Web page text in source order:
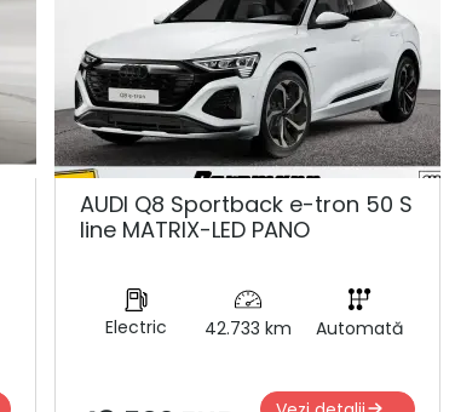
AUDI Q8 Sportback e-tron 50 S
line MATRIX-LED PANO
Electric 42.733 km Automată